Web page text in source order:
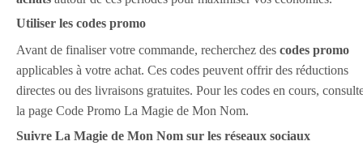
Utiliser les codes promo
Avant de finaliser votre commande, recherchez des codes promo
applicables à votre achat. Ces codes peuvent offrir des réductions
directes ou des livraisons gratuites. Pour les codes en cours,
la page Code Promo La Magie de Mon Nom.
Suivre La Magie de Mon Nom sur les réseaux sociaux